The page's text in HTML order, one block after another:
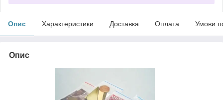
Опис Характеристики Доставка Оплата Умови
Опис